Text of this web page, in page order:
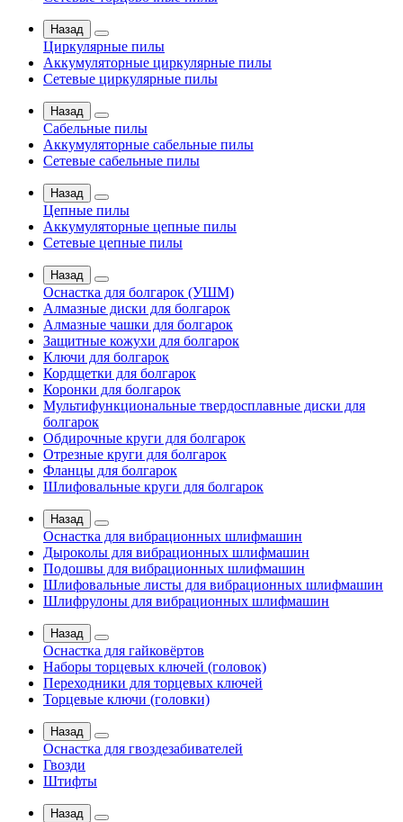
Назад
Циркулярные пилы
Аккумуляторные циркулярные пилы
Сетевые циркулярные пилы
Назад
Сабельные пилы
Аккумуляторные сабельные пилы
Сетевые сабельные пилы
Назад
Цепные пилы
Аккумуляторные цепные пилы
Сетевые цепные пилы
Назад
Оснастка для болгарок (УШМ)
Алмазные диски для болгарок
Алмазные чашки для болгарок
Защитные кожухи для болгарок
Ключи для болгарок
Кордщетки для болгарок
Коронки для болгарок
Мультифункциональные твердосплавные диски для
болгарок
Обдирочные круги для болгарок
Отрезные круги для болгарок
Фланцы для болгарок
Шлифовальные круги для болгарок
Назад
Оснастка для вибрационных шлифмашин
Дыроколы для вибрационных шлифмашин
Подошвы для вибрационных шлифмашин
Шлифовальные листы для вибрационных шлифмашин
Шлифрулоны для вибрационных шлифмашин
Назад
Оснастка для гайковёртов
Наборы торцевых ключей (головок)
Переходники для торцевых ключей
Торцевые ключи (головки)
Назад
Оснастка для гвоздезабивателей
Гвозди
Штифты
Назад